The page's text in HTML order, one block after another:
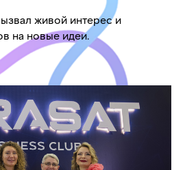
живой интерес и
на новые идеи.